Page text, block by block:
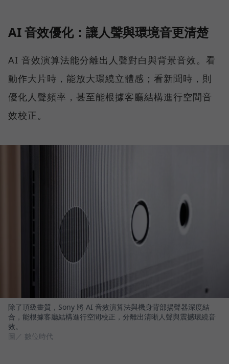
AI 音效優化：讓人聲與環境音更清楚
AI 音效演算法能分離出人聲對白與背景音效。看
動作大片時，能放大環繞立體感；看新聞時，則
優化人聲頻率，甚至能根據客廳結構進行空間音
效校正。
除了頂級畫質，Sony 將 AI 音效演算法與機身背部揚聲器深度結
合，能根據客廳結構進行空間校正，分離出清晰人聲與震撼環繞音
效。
圖／ 數位時代